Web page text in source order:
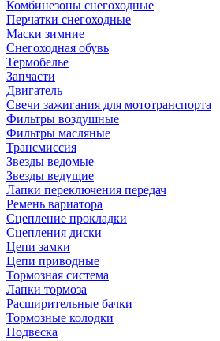
Комбинезоны снегоходные
Перчатки снегоходные
Маски зимние
Снегоходная обувь
Термобелье
Запчасти
Двигатель
Свечи зажигания для мототранспорта
Фильтры воздушные
Фильтры масляные
Трансмиссия
Звезды ведомые
Звезды ведущие
Лапки переключения передач
Ремень вариатора
Сцепление прокладки
Сцепления диски
Цепи замки
Цепи приводные
Тормозная система
Лапки тормоза
Расширительные бачки
Тормозные колодки
Подвеска